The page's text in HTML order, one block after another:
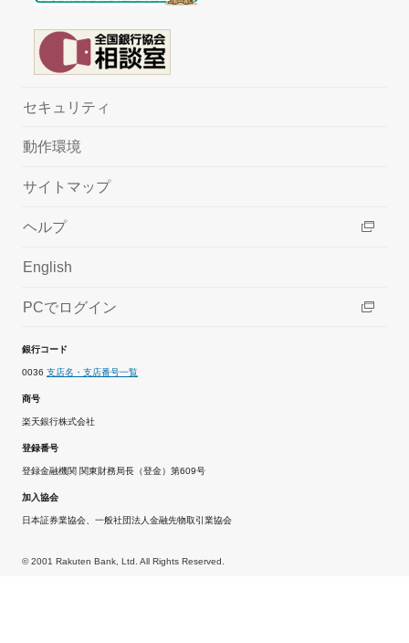
セキュリティ
動作環境
サイトマップ
ヘルプ
English
PCでログイン
銀行コード
0036 支店名・支店番号一覧
商号
楽天銀行株式会社
登録番号
登録金融機関 関東財務局長（登金）第609号
加入協会
日本証券業協会、一般社団法人金融先物取引業協会
© 2001 Rakuten Bank, Ltd. All Rights Reserved.